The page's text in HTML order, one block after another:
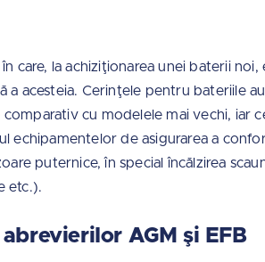
care, la achiziţionarea unei baterii
a acesteia. Cerinţele pentru bateriile
cu modelele mai vechi, iar
echipamentelor de asigurarea a
puternice, în special încălzirea
etc.).
AGM şi EFB